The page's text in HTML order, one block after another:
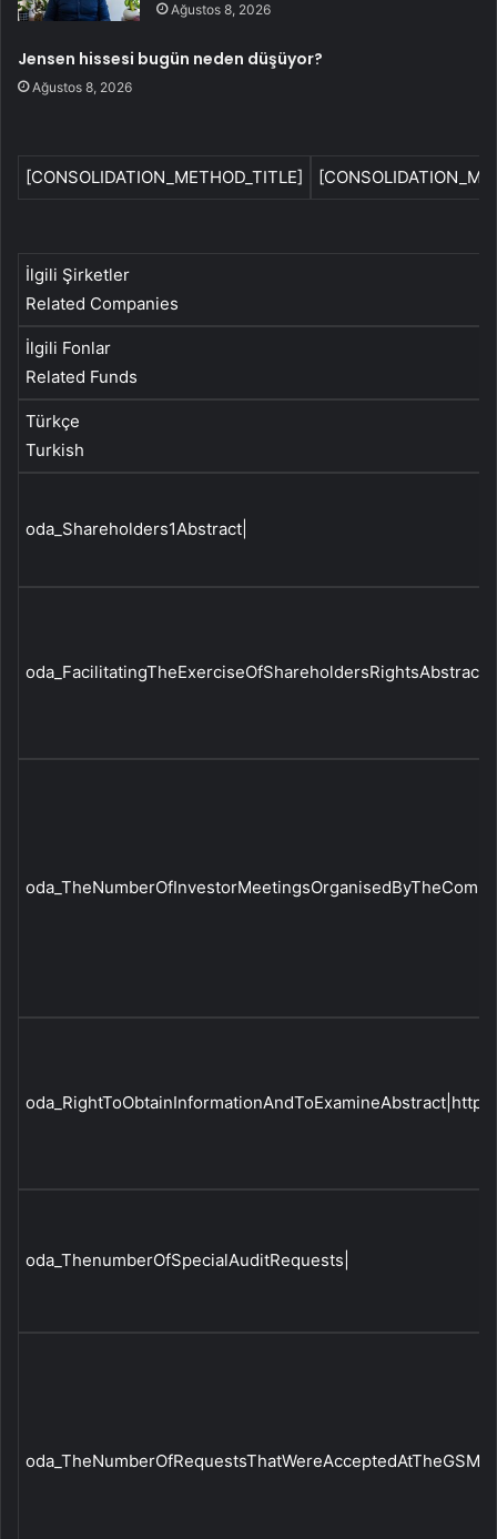
Ağustos 8, 2026
Jensen hissesi bugün neden düşüyor?
Ağustos 8, 2026
[CONSOLIDATION_METHOD_TITLE]
İlgili Şirketler
Related Companies
İlgili Fonlar
Related Funds
Türkçe
Turkish
oda_Shareholders1Abstract|
oda_ThenumberOfSpecialAuditRequests|
oda_TheNumberOfRequestsThatWereAcceptedAtTheGSM|